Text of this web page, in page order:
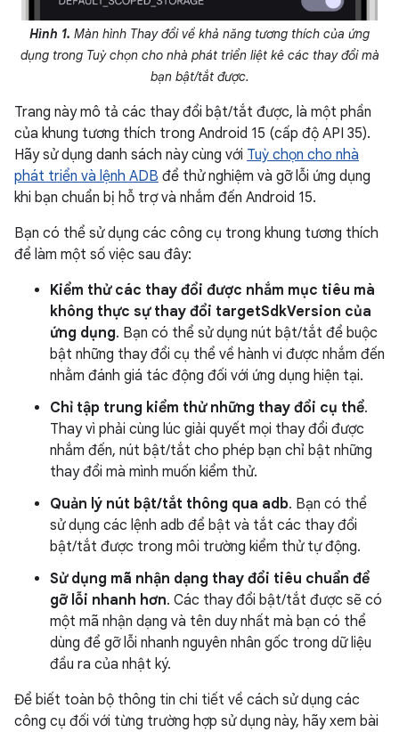
Hình 1. Màn hình Thay đổi về khả năng tương thích của ứng
dụng trong Tuỳ chọn cho nhà phát triển liệt kê các thay đổi mà
bạn bật/tắt được.
Trang này mô tả các thay đổi bật/tắt được, là một phần
của khung tương thích trong Android 15 (cấp độ API 35).
Hãy sử dụng danh sách này cùng với Tuỳ chọn cho nhà
phát triển và lệnh ADB để thử nghiệm và gỡ lỗi ứng dụng
khi bạn chuẩn bị hỗ trợ và nhắm đến Android 15.
Bạn có thể sử dụng các công cụ trong khung tương thích
để làm một số việc sau đây:
Kiểm thử các thay đổi được nhắm mục tiêu mà
không thực sự thay đổi targetSdkVersion của
ứng dụng. Bạn có thể sử dụng nút bật/tắt để buộc
bật những thay đổi cụ thể về hành vi được nhắm đến
nhằm đánh giá tác động đối với ứng dụng hiện tại.
Chỉ tập trung kiểm thử những thay đổi cụ thể.
Thay vì phải cùng lúc giải quyết mọi thay đổi được
nhắm đến, nút bật/tắt cho phép bạn chỉ bật những
thay đổi mà mình muốn kiểm thử.
Quản lý nút bật/tắt thông qua adb. Bạn có thể
sử dụng các lệnh adb để bật và tắt các thay đổi
bật/tắt được trong môi trường kiểm thử tự động.
Sử dụng mã nhận dạng thay đổi tiêu chuẩn để
gỡ lỗi nhanh hơn. Các thay đổi bật/tắt được sẽ có
một mã nhận dạng và tên duy nhất mà bạn có thể
dùng để gỡ lỗi nhanh nguyên nhân gốc trong dữ liệu
đầu ra của nhật ký.
Để biết toàn bộ thông tin chi tiết về cách sử dụng các
công cụ đối với từng trường hợp sử dụng này, hãy xem bài